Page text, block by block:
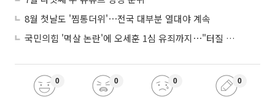
8월 첫날도 '찜통더위'⋯전국 대부분 열대야 계속
국민의힘 '멱살 논란'에 오세훈 1심 유죄까지⋯"터질 게 터졌다"
0 0 0 0